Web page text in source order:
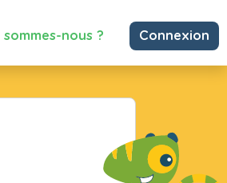
sommes-nous ? Connexion